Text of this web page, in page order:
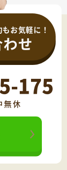
お気軽に！
せ
175
休